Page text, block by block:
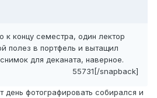
к концу семестра, один лектор
полез в портфель и вытащил
для деканата, наверное.
55731[/snapback]
день фотографировать собирался и